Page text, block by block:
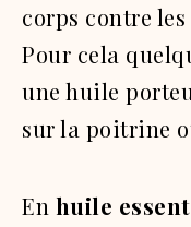
corps contre
Pour cela
une huile
sur la poitrine
En huile